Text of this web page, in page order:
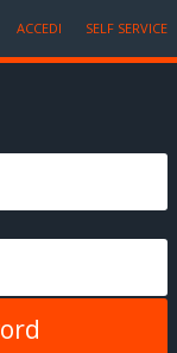
ACCEDI SELF SERVICE